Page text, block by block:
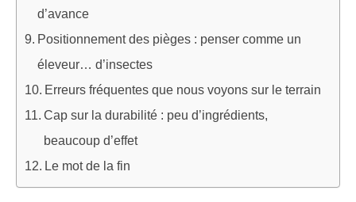
d’avance
Positionnement des pièges : penser comme un
éleveur… d’insectes
Erreurs fréquentes que nous voyons sur le terrain
Cap sur la durabilité : peu d’ingrédients,
beaucoup d’effet
Le mot de la fin